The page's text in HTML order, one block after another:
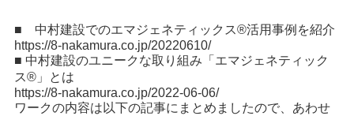
■ 中村建設でのエマジェネティックス®️活用事例を紹介
https://8-nakamura.co.jp/20220610/
■ 中村建設のユニークな取り組み「エマジェネティック
ス®️」とは
https://8-nakamura.co.jp/2022-06-06/
ワークの内容は以下の記事にまとめましたので、あわせ